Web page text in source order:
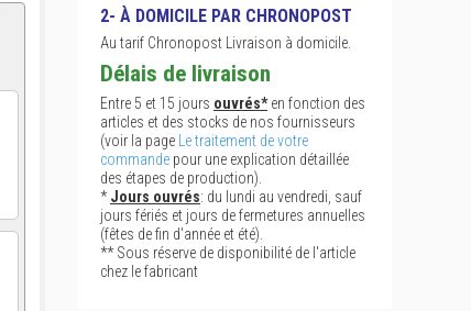
2- À DOMICILE PAR CHRONOPOST
Au tarif Chronopost Livraison à domicile.
Délais de livraison
Entre 5 et 15 jours ouvrés*en fonction des
articles et des stocks de nos fournisseurs
(voir la page
Le traitement de votre
commande pour une explication détaillée
des étapes de production).
*Jours ouvrés: du lundi au vendredi, sauf
jours fériés et jours de fermetures annuelles
(fêtes de fin d'année et été).
** Sous réserve de disponibilité de l'article
chez le fabricant